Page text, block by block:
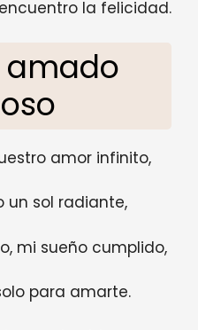
la felicidad.
amado
amor infinito,
un sol radiante,
mi sueño cumplido,
para amarte.